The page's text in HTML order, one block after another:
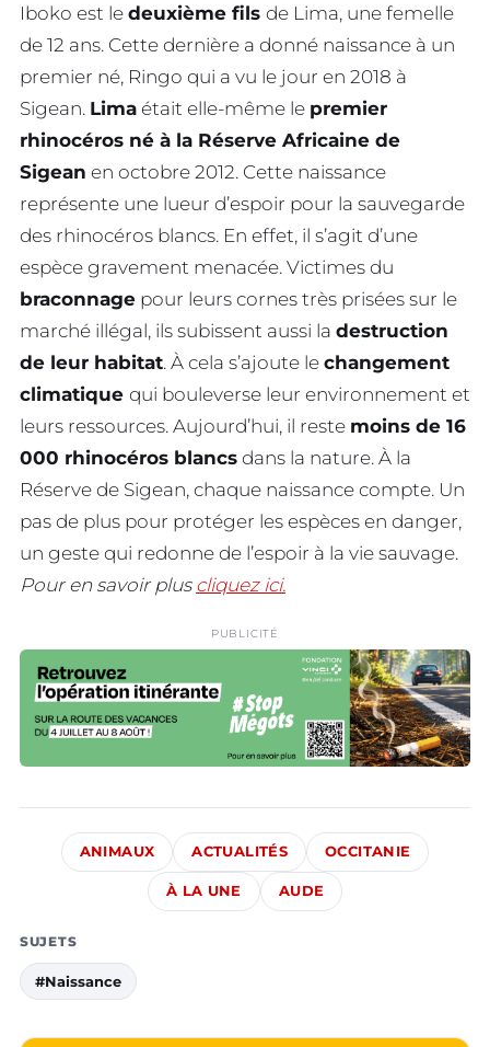
Iboko est le deuxième fils de Lima, une femelle
de 12 ans. Cette dernière a donné naissance à un
premier né, Ringo qui a vu le jour en 2018 à
Sigean. Lima était elle-même le premier
rhinocéros né à la Réserve Africaine de
Sigean en octobre 2012. Cette naissance
représente une lueur d’espoir pour la sauvegarde
des rhinocéros blancs. En effet, il s’agit d’une
espèce gravement menacée. Victimes du
braconnage pour leurs cornes très prisées sur le
marché illégal, ils subissent aussi la destruction
de leur habitat. À cela s’ajoute le changement
climatique qui bouleverse leur environnement et
leurs ressources. Aujourd’hui, il reste moins de 16
000 rhinocéros blancs dans la nature. À la
Réserve de Sigean, chaque naissance compte. Un
pas de plus pour protéger les espèces en danger,
un geste qui redonne de l’espoir à la vie sauvage.
Pour en savoir plus cliquez ici.
PUBLICITÉ
ANIMAUX ACTUALITÉS OCCITANIE
À LA UNE AUDE
SUJETS
#Naissance